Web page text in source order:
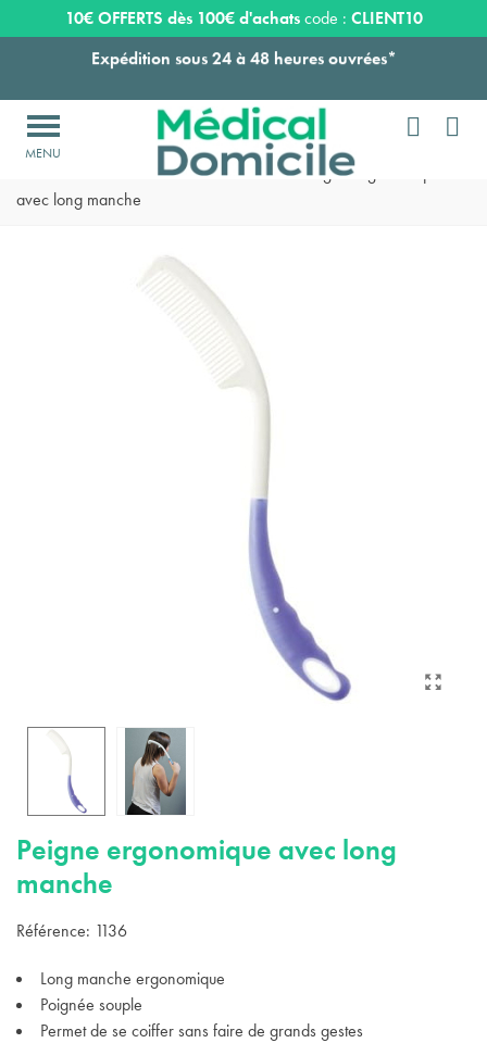
Aide à la toilette > Peigne ergonomique
avec long manche
Peigne ergonomique avec long
manche
Référence: 1136
Long manche ergonomique
Poignée souple
Permet de se coiffer sans faire de grands gestes
10€ OFFERTS dès 100€ d'achatscode : CLIENT10
Expédition sous 24 à 48 heures ouvrées*
Livraison OFFERTE dès 159€ d'achats !
Payez en 3 ou 4 fois SANS FRAIS à partir de 100
Expédition sous 24 à 48 heures ouvrées*

